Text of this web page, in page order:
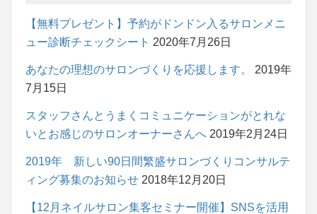
【無料プレゼント】予約がドンドン入るサロンメニ
ュー診断チェックシート 2020年7月26日
あなたの理想のサロンづくりを応援します。
2019年
7月15日
スタッフさんとうまくコミュニケーションがとれな
いとお感じのサロンオーナーさんへ 2019年2月24日
2019年 新しい90日間繁盛サロンづくりコンサルテ
ィング募集のお知らせ 2018年12月20日
【12月ネイルサロン集客セミナー開催】SNSを活用